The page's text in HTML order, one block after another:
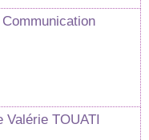
Valérie TOUATI